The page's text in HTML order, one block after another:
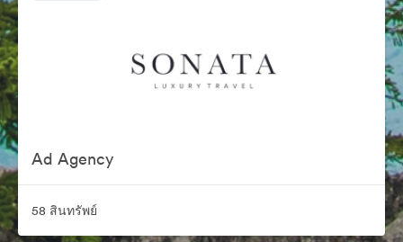
Ad Agency
58 สินทรัพย์